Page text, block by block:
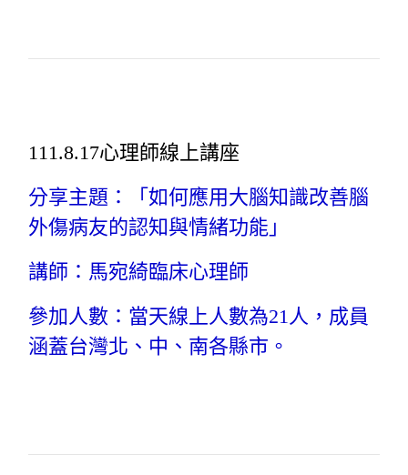
111.8.17心理師線上講座
分享主題：「如何應用大腦知識改善腦
外傷病友的認知與情緒功能」
講師：馬宛綺臨床心理師
參加人數：當天線上人數為21人，成員
涵蓋台灣北、中、南各縣市。